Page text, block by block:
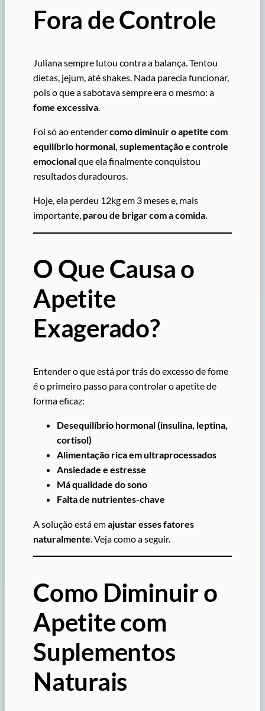
Fora de Controle
Juliana sempre lutou contra a balança. Tentou
dietas, jejum, até shakes. Nada parecia funcionar,
pois o que a sabotava sempre era o mesmo: a
fome excessiva.
Foi só ao entendercomo diminuir o apetite com
equilíbrio hormonal, suplementação e controle
emocionalque ela finalmente conquistou
resultados duradouros.
Hoje, ela perdeu 12kg em 3 meses e, mais
importante, parou de brigar com a comida.
O Que Causa o
Apetite
Exagerado?
Entender o que está por trás do excesso de fome
é o primeiro passo para controlar o apetite de
forma eficaz:
Desequilíbrio hormonal (insulina, leptina,
cortisol)
Alimentação rica em ultraprocessados
Ansiedade e estresse
Má qualidade do sono
Falta de nutrientes-chave
A solução está emajustar esses fatores
naturalmente . Veja como a seguir.
Como Diminuir o
Apetite com
Suplementos
Naturais